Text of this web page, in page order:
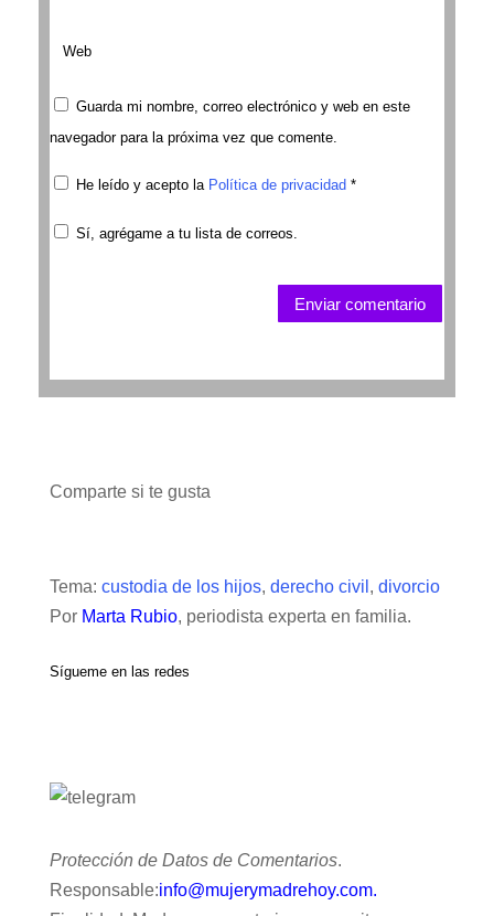
Guarda mi nombre, correo electrónico y web en este
navegador para la próxima vez que comente.
He leído y acepto la Política de privacidad *
Sí, agrégame a tu lista de correos.
Enviar comentario
Comparte si te gusta
Tema: custodia de los hijos, derecho civil , divorcio
Por Marta Rubio, periodista experta en familia.
Sígueme en las redes
Protección de Datos de Comentarios.
Responsable:info@mujerymadrehoy.com.